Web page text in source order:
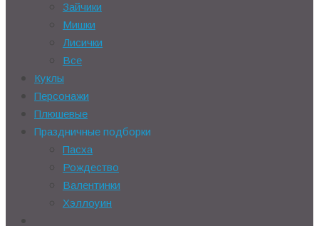
Зайчики
Мишки
Лисички
Все
Куклы
Персонажи
Плюшевые
Праздничные подборки
Пасха
Рождество
Валентинки
Хэллоуин